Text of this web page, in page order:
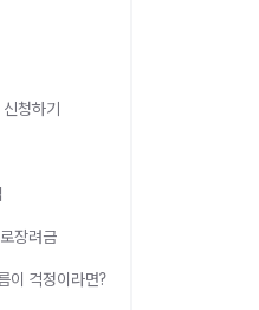
청하기
장려금
이 걱정이라면?